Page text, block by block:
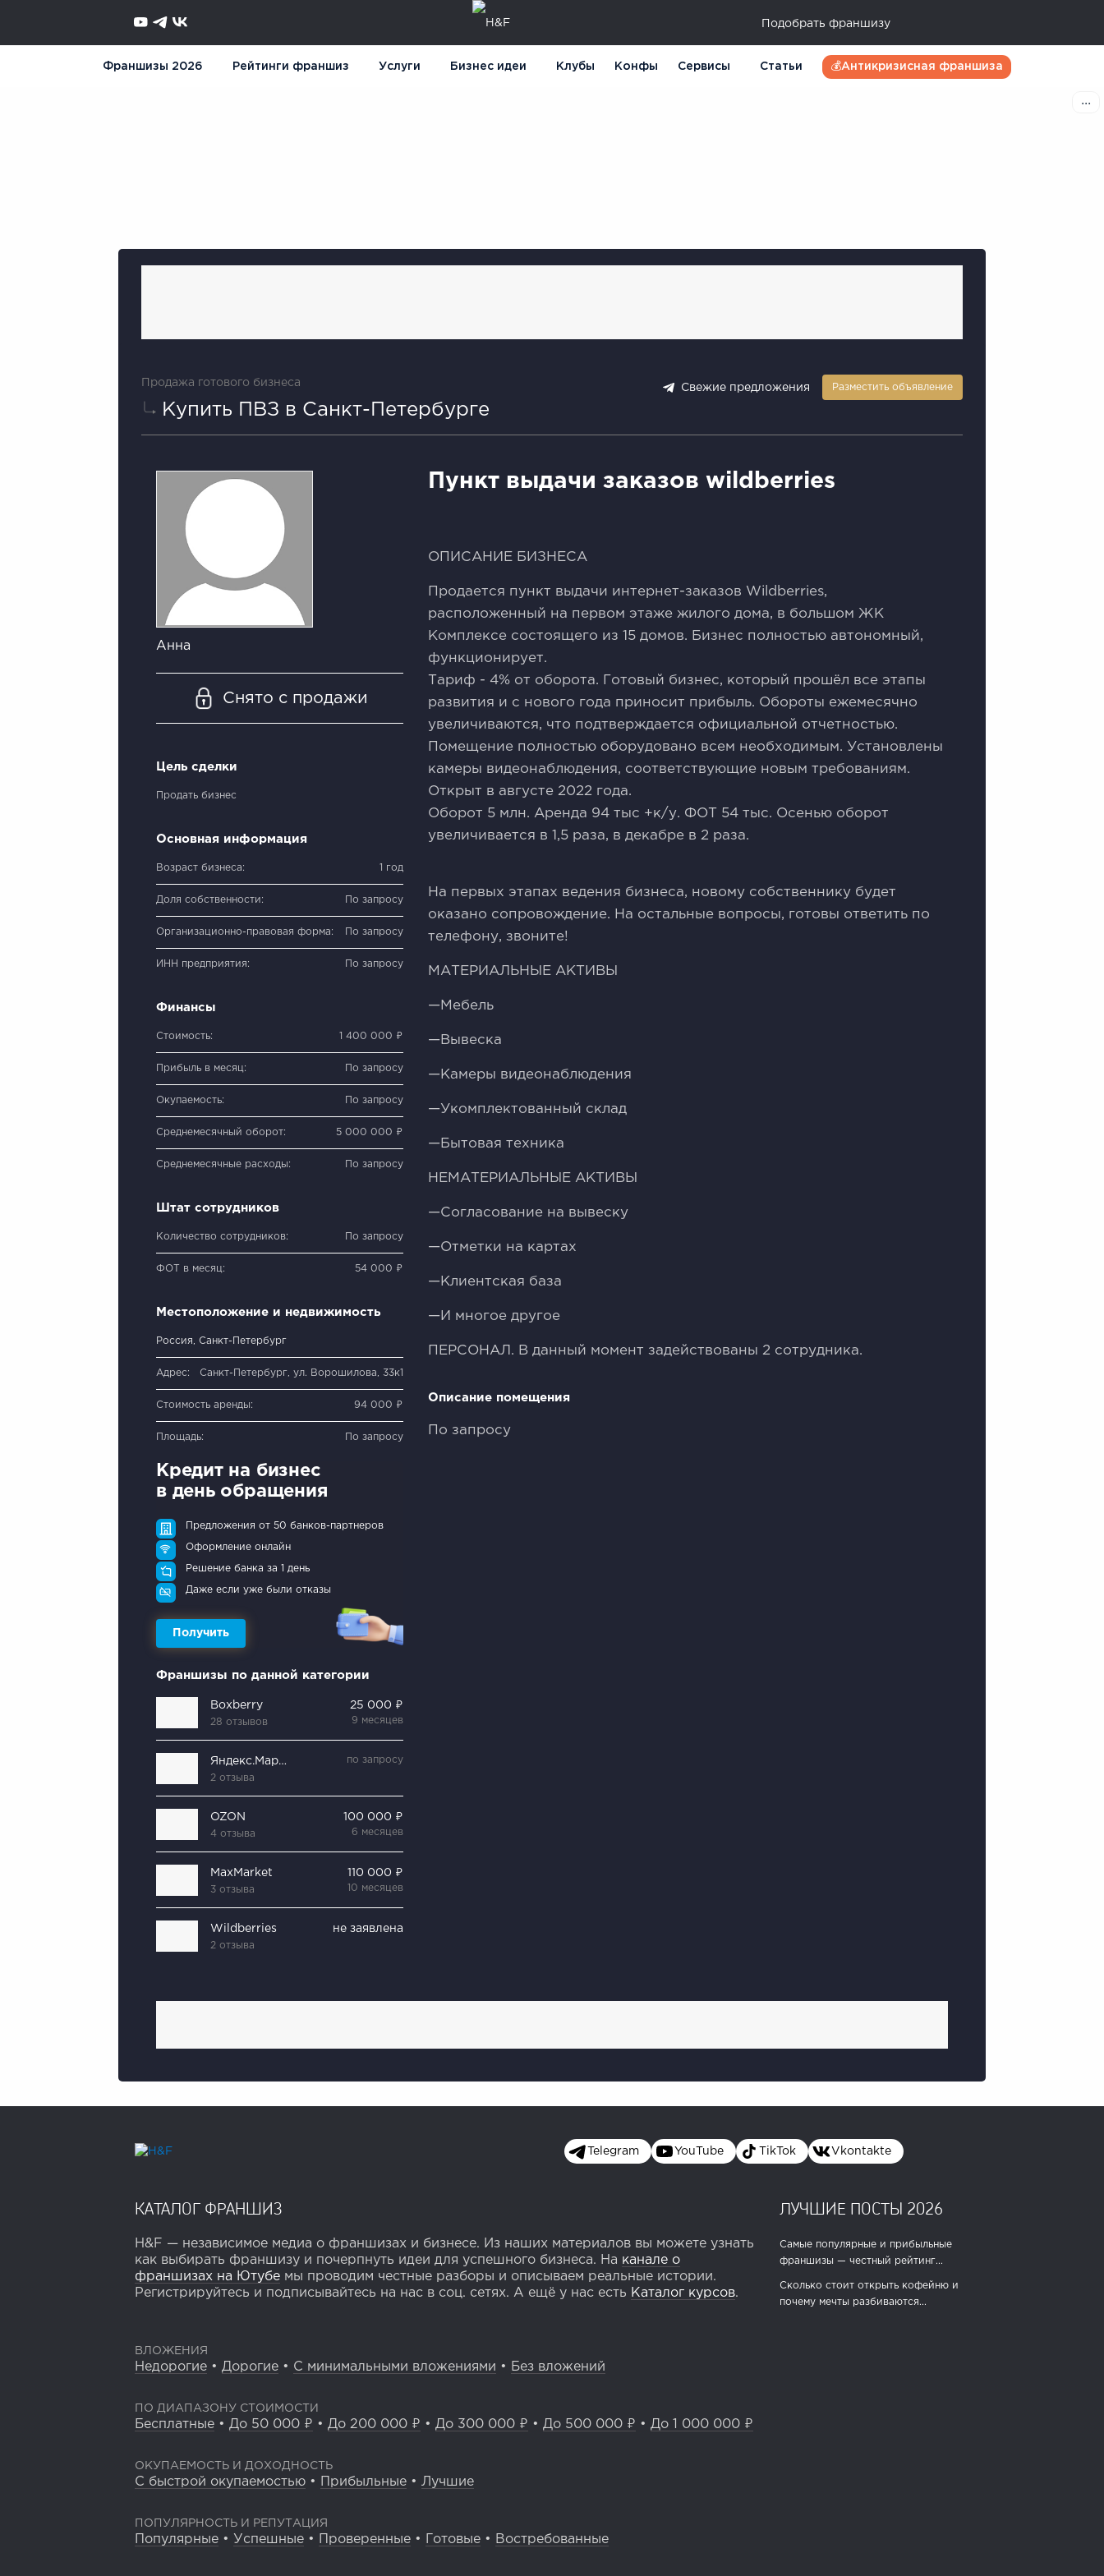
Подобрать франшизу
Франшизы 2026 Рейтинги франшиз Услуги Бизнес идеи Клубы Конфы Сервисы Статьи 💰Антикризисная франшиза
Продажа готового бизнеса
Купить ПВЗ в Санкт-Петербурге
Свежие предложения Разместить объявление
Анна
Снято с продажи
Цель сделки
Продать бизнес
Основная информация
Возраст бизнеса: 1 год
Доля собственности: По запросу
Организационно-правовая форма: По запросу
ИНН предприятия: По запросу
Финансы
Стоимость: 1 400 000 ₽
Прибыль в месяц: По запросу
Окупаемость: По запросу
Среднемесячный оборот: 5 000 000 ₽
Среднемесячные расходы: По запросу
Штат сотрудников
Количество сотрудников: По запросу
ФОТ в месяц: 54 000 ₽
Местоположение и недвижимость
Россия, Санкт-Петербург
Адрес: Санкт-Петербург, ул. Ворошилова, 33к1
Стоимость аренды: 94 000 ₽
Площадь: По запросу
Кредит на бизнес
в день обращения
Предложения от 50 банков-партнеров
Оформление онлайн
Решение банка за 1 день
Даже если уже были отказы
Получить
Франшизы по данной категории
Boxberry
28 отзывов
25 000 ₽
9 месяцев
Яндекс.Маркет
2 отзыва
по запросу
OZON
4 отзыва
100 000 ₽
6 месяцев
MaxMarket
3 отзыва
110 000 ₽
10 месяцев
Wildberries
2 отзыва
не заявлена
Пункт выдачи заказов wildberries
ОПИСАНИЕ БИЗНЕСА
Продается пункт выдачи интернет-заказов Wildberries,
расположенный на первом этаже жилого дома, в большом ЖК
Комплексе состоящего из 15 домов. Бизнес полностью автономный,
функционирует.
Тариф - 4% от оборота. Готовый бизнес, который прошёл все этапы
развития и с нового года приносит прибыль. Обороты ежемесячно
увеличиваются, что подтверждается официальной отчетностью.
Помещение полностью оборудовано всем необходимым. Установлены
камеры видеонаблюдения, соответствующие новым требованиям.
Открыт в августе 2022 года.
Оборот 5 млн. Аренда 94 тыс +к/у. ФОТ 54 тыс. Осенью оборот
увеличивается в 1,5 раза, в декабре в 2 раза.
На первых этапах ведения бизнеса, новому собственнику будет
оказано сопровождение. На остальные вопросы, готовы ответить по
телефону, звоните!
МАТЕРИАЛЬНЫЕ АКТИВЫ
—Мебель
—Вывеска
—Камеры видеонаблюдения
—Укомплектованный склад
—Бытовая техника
НЕМАТЕРИАЛЬНЫЕ АКТИВЫ
—Согласование на вывеску
—Отметки на картах
—Клиентская база
—И многое другое
ПЕРСОНАЛ. В данный момент задействованы 2 сотрудника.
Описание помещения
По запросу
Telegram YouTube TikTok Vkontakte
КАТАЛОГ ФРАНШИЗ
H&F — независимое медиа о франшизах и бизнесе. Из наших материалов вы можете узнать
как выбирать франшизу и почерпнуть идеи для успешного бизнеса. На канале о
франшизах на Ютубе мы проводим честные разборы и описываем реальные истории.
Регистрируйтесь и подписывайтесь на нас в соц. сетях. А ещё у нас есть Каталог курсов.
ЛУЧШИЕ ПОСТЫ 2026
Самые популярные и прибыльные
франшизы — честный рейтинг...
Сколько стоит открыть кофейню и
почему мечты разбиваются...
ВЛОЖЕНИЯ
Недорогие • Дорогие • С минимальными вложениями • Без вложений
ПО ДИАПАЗОНУ СТОИМОСТИ
Бесплатные • До 50 000 ₽ • До 200 000 ₽ • До 300 000 ₽ • До 500 000 ₽ • До 1 000 000 ₽
ОКУПАЕМОСТЬ И ДОХОДНОСТЬ
С быстрой окупаемостью • Прибыльные • Лучшие
ПОПУЛЯРНОСТЬ И РЕПУТАЦИЯ
Популярные • Успешные • Проверенные • Готовые • Востребованные